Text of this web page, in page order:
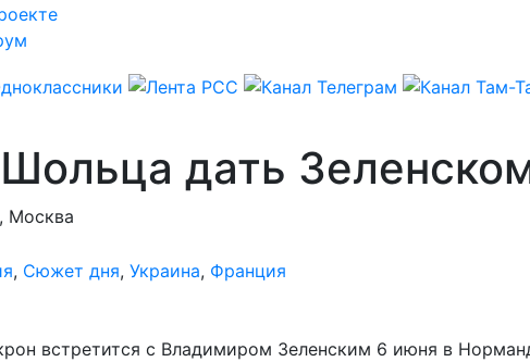
дать
Москва
, Сюжет дня, Украина, Франция
встретится с Владимиром Зеленским 6 июня в